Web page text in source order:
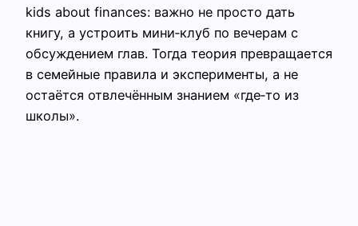
kids about finances: важно не просто дать
книгу, а устроить мини‑клуб по вечерам с
обсуждением глав. Тогда теория превращается
в семейные правила и эксперименты, а не
остаётся отвлечённым знанием «где‑то из
школы».